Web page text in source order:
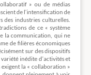
» ou de médias
de l’intensification de
des industries culturelles.
de ce « système
la communication, qui ne
de filières économiques
sur des dispositifs
inédite d’activités et
exigent la « collaboration »